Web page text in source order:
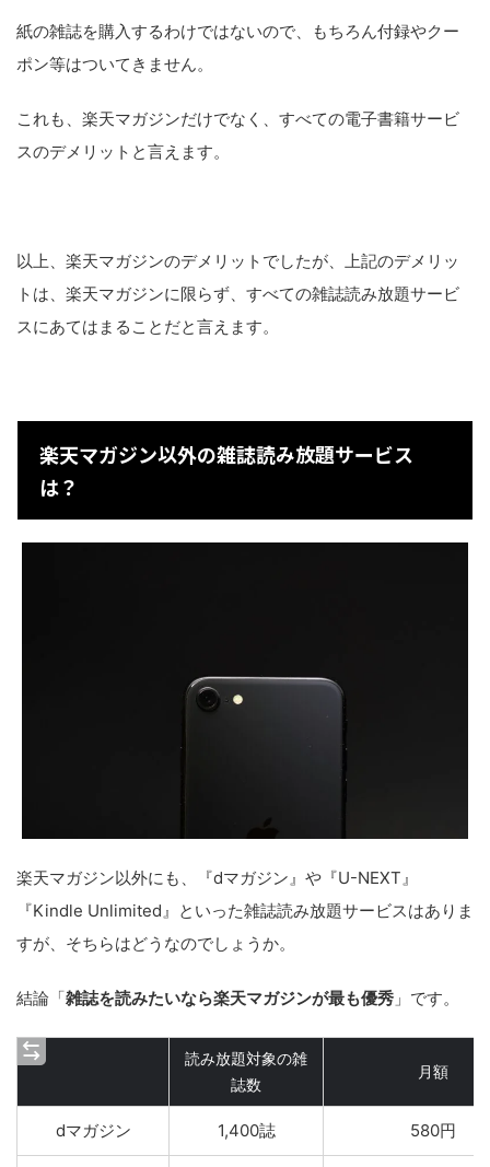
紙の雑誌を購入するわけではないので、もちろん付録やクー
ポン等はついてきません。
これも、楽天マガジンだけでなく、すべての電子書籍サービ
スのデメリットと言えます。
以上、楽天マガジンのデメリットでしたが、上記のデメリッ
トは、楽天マガジンに限らず、すべての雑誌読み放題サービ
スにあてはまることだと言えます。
楽天マガジン以外の雑誌読み放題サービス
は？
楽天マガジン以外にも、『dマガジン』や『U-NEXT』
『Kindle Unlimited』といった雑誌読み放題サービスはありま
すが、そちらはどうなのでしょうか。
結論「雑誌を読みたいなら楽天マガジンが最も優秀 」です。
読み放題対象の雑
誌数
月額
dマガジン 1,400誌 580円